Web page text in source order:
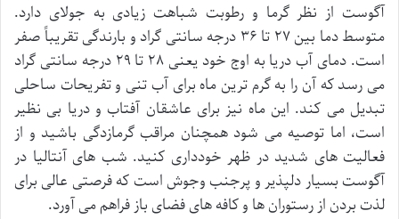
آگوست از نظر گرما و رطوبت شباهت زیادی به جولای دارد.
متوسط دما بین ۲۷ تا ۳۶ درجه سانتی گراد و بارندگی تقریباً صفر
است. دمای آب دریا به اوج خود یعنی ۲۸ تا ۲۹ درجه سانتی گراد
می رسد که آن را به گرم ترین ماه برای آب تنی و تفریحات ساحلی
تبدیل می کند. این ماه نیز برای عاشقان آفتاب و دریا بی نظیر
است، اما توصیه می شود همچنان مراقب گرمازدگی باشید و از
فعالیت های شدید در ظهر خودداری کنید. شب های آنتالیا در
آگوست بسیار دلپذیر و پرجنب وجوش است که فرصتی عالی برای
لذت بردن از رستوران ها و کافه های فضای باز فراهم می آورد.